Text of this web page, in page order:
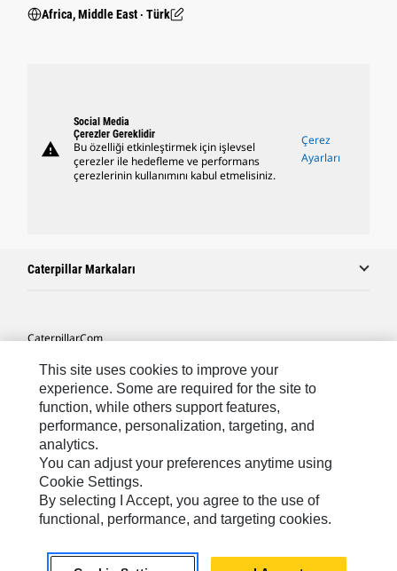
Africa, Middle East ‧ Türk
warning
Social Media
Çerezler Gereklidir
Bu özelliği etkinleştirmek için işlevsel
çerezler ile hedefleme ve performans
çerezlerinin kullanımını kabul etmelisiniz.
Çerez
Ayarları
Caterpillar Markaları
Caterpillar.com
Caterpillar Müşteri Hizmetleri Ve Iletişim
Site Haritası
Cookie Settings
Yasal
Gizlilik
Africa, Middle East ‧ Türk© 2026 Caterpillar. Tüm Hakları Saklıdır.
This site uses cookies to improve your
experience. Some are required for the site to
function, while others support features,
performance, personalization, targeting, and
analytics.
You can adjust your preferences anytime using
Cookie Settings.
By selecting I Accept, you agree to the use of
functional, performance, and targeting cookies.